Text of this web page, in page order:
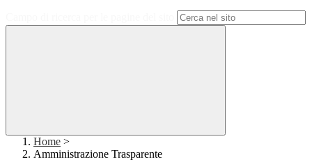
Home >
Amministrazione Trasparente